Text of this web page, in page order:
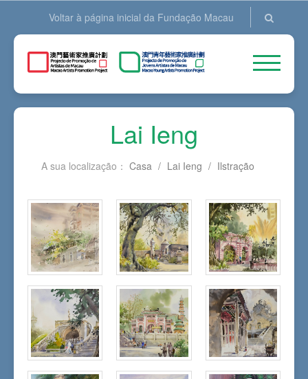
Voltar à página inicial da Fundação Macau
Lai Ieng
A sua localização： Casa / Lai Ieng / Ilstração